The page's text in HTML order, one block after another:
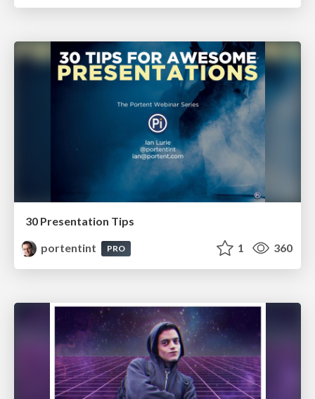
30 Presentation Tips
portentint
PRO 1 360